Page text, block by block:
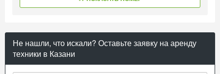
Не нашли, что искали? Оставьте заявку на аренду
техники в Казани